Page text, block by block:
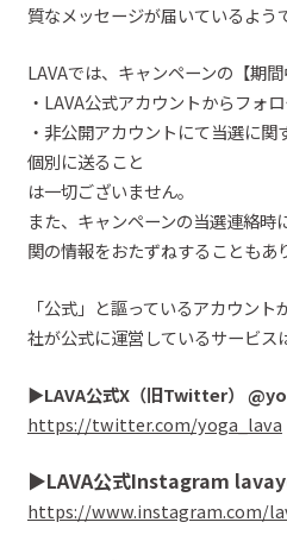
質なメッセージが届いているよう
LAVAでは、キャンペーンの【期
・LAVA公式アカウントからフォ
・ 非公開アカウントにて当選に関
個別に送ること
は一切ございません。
また、 キャンペーンの当選連絡時
関の情報をおたずねすることもあ
「公式」と謳っているアカウント
社が公式に運営しているサービス
▶︎LAVA公式X（旧Twitter） @
https://twitter.com/yoga_lava
▶︎LAVA公式Instagram
https://www.instagram.com/